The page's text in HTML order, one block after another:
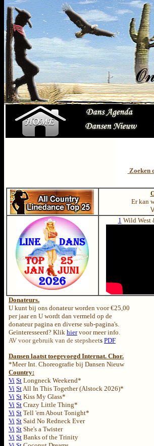
Zoeken
Er kan
1 Wild West
Donateurs.
U kunt bij ons donateur worden voor €25,00
per jaar en U wordt dan vermeld op de
donateur pagina en diverse sub-pagina's.
Geïnteresseerd? Klik hiervoor meer info.
AV voor gebruik van de stepsheets PDF
Dansen laatst toegevoegd Internat. Chor.
*Meer Int. Choreografie bij Dansen Nieuw
Country:
Vi St Longneck Weekend*
Vi StAll In This Together (Alstock 2026)*
Vi St Kiss My Glass*
Vi St Crazy Little Thing*
Vi St Tell 'em About Tonight*
Vi St Said No Redneck Ever
Vi St She's a Twister
Vi St Banks of the Trinity